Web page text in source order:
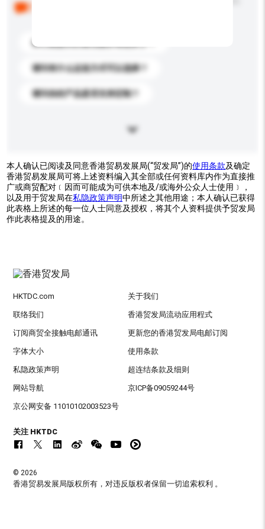
你们能提供的最优惠价格是多少？
请问有什么运送方式可以选择？
请问你的产品是否支持定制？
本人确认已阅读及同意香港贸易发展局(“贸发局”)的使用条款及确定
香港贸易发展局可将上述资料编入其全部或任何资料库内作为直接推
广或商贸配对﹝因而可能成为可供本地及/或海外公众人士使用﹞，
以及用于贸发局在私隐政策声明中所述之其他用途；本人确认已获得
此表格上所述的每一位人士同意及授权，将其个人资料提供予贸发局
作此表格提及的用途。
HKTDC.com 关于我们
联络我们 香港贸发局流动应用程式
订阅商贸全接触电邮通讯 更新您的香港贸发局电邮订阅
字体大小 使用条款
私隐政策声明 超连结条款及细则
网站导航 京ICP备09059244号
京公网安备 11010102003523号
关注 HKTDC
© 2026
香港贸易发展局版权所有，对违反版权者保留一切追索权利 。